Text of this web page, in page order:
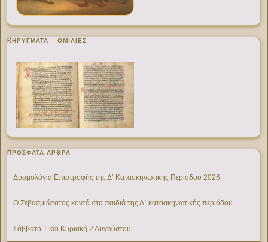
ΚΗΡΥΓΜΑΤΑ – ΟΜΙΛΙΕΣ
ΠΡΌΣΦΑΤΑ ΆΡΘΡΑ
Δρομολόγια Επιστροφής της Δ’ Κατασκηνωτικής Περίοδου 2026
Ο Σεβασμιώτατος κοντά στα παιδιά της Δ΄ κατασκηνωτικής περιόδου
Σάββατο 1 και Κυριακή 2 Αυγούστου